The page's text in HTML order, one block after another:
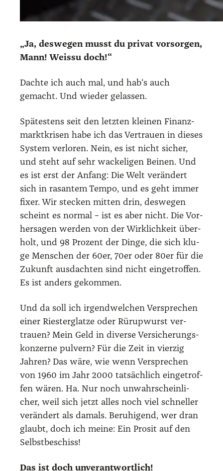
„Ja, des­we­gen musst du pri­vat vor­sor­gen,
Mann! Weis­su doch!“
Dach­te ich auch mal, und hab‘s auch
gemacht. Und wie­der gelas­sen.
Spä­tes­tens seit den letz­ten klei­nen Finanz­
markt­kri­sen habe ich das Ver­trau­en in die­ses
Sys­tem ver­lo­ren. Nein, es ist nicht sicher,
und steht auf sehr wacke­li­gen Bei­nen. Und
es ist erst der Anfang: Die Welt ver­än­dert
sich in rasan­tem Tem­po, und es geht immer
fixer. Wir ste­cken mit­ten drin, des­we­gen
scheint es nor­mal – ist es aber nicht. Die Vor­
her­sa­gen wer­den von der Wirk­lich­keit über­
holt, und 98 Pro­zent der Din­ge, die sich klu­
ge Men­schen der 60er, 70er oder 80er für die
Zukunft aus­dach­ten sind nicht ein­ge­trof­fen.
Es ist anders gekom­men.
Und da soll ich irgend­wel­chen Ver­spre­chen
einer Ries­ter­glat­ze oder Rürup­wurst ver­
trau­en? Mein Geld in diver­se Ver­si­che­rungs­
kon­zer­ne pul­vern? Für die Zeit in vier­zig
Jah­ren? Das wäre, wie wenn Ver­spre­chen
von 1960 im Jahr 2000 tat­säch­lich ein­ge­trof­
fen wären. Ha. Nur noch unwahr­schein­li­
cher, weil sich jetzt alles noch viel schnel­ler
ver­än­dert als damals. Beru­hi­gend, wer dran
glaubt, doch ich mei­ne: Ein Pro­sit auf den
Selbst­be­schiss!
Das ist doch unver­ant­wort­lich!